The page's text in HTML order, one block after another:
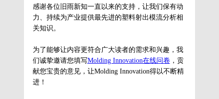
感谢各位旧雨新知一直以来的支持，让我们保有动
力、持续为产业提供最先进的塑料射出模流分析相
关知识。
为了能够让内容更符合广大读者的需求和兴趣，我
们诚挚邀请您填写Molding Innovation在线问卷 ，贡
献您宝贵的意见，让Molding Innovation得以不断精
进！